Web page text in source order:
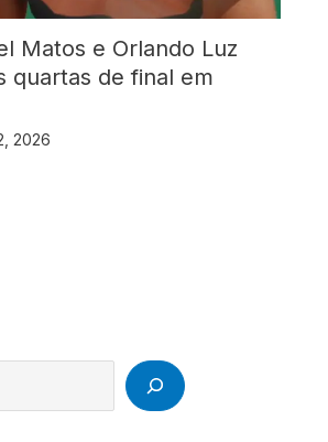
Matos e Orlando Luz
quartas de final em
2026